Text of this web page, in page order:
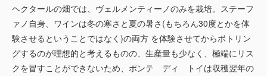
ヘクタールの畑では、ヴェルメンティーノのみを栽培。ステーフ
ァノ自身、ワインは冬の寒さと夏の暑さ(もちろん30度とかを体
験させるということではなく)の両方 を体験させてからボトリン
グするのが理想的と考えるものの、生産量も少なく、極端にリス
クを冒すことができないため、ポンテ ディ トイは収穫翌年の